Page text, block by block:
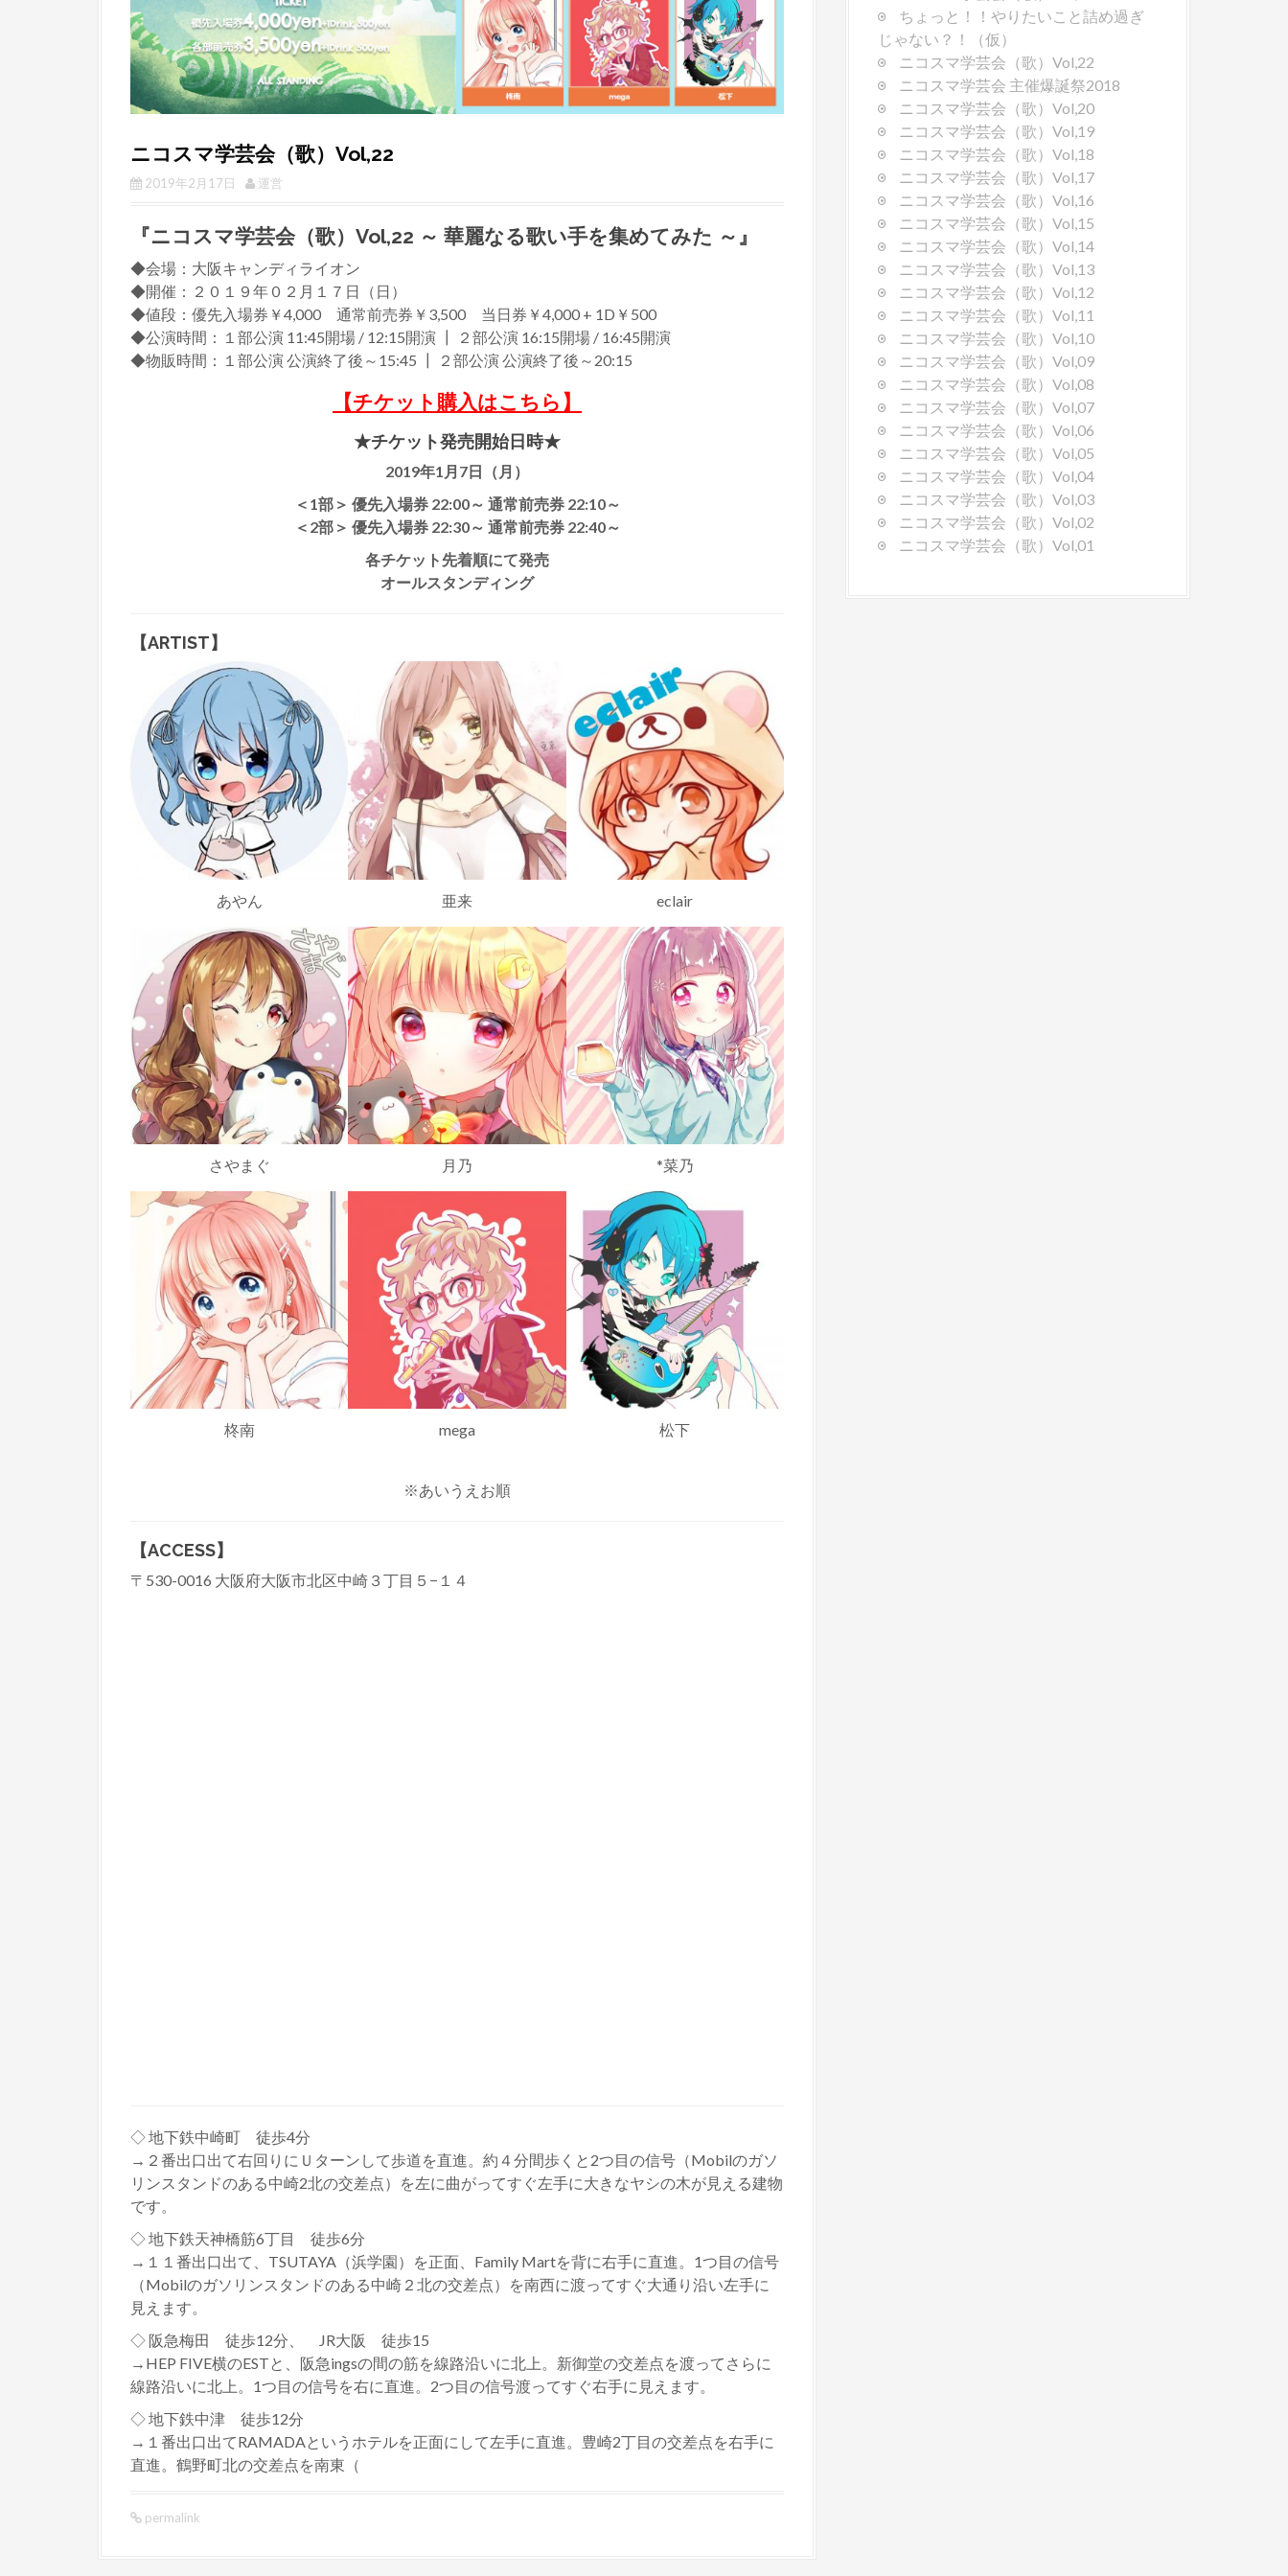
ニコスマ学芸会（歌）Vol,22
2019年2月17日 運営
『ニコスマ学芸会（歌）Vol,22 ～ 華麗なる歌い手を集めてみた ～』
◆会場：大阪キャンディライオン
◆開催：２０１９年０２月１７日（日）
◆値段：優先入場券￥4,000 通常前売券￥3,500 当日券￥4,000 + 1D￥500
◆公演時間：１部公演 11:45開場 / 12:15開演 ┃ ２部公演 16:15開場 / 16:45開演
◆物販時間：１部公演 公演終了後～15:45 ┃ ２部公演 公演終了後～20:15
【チケット購入はこちら】
★チケット発売開始日時★
2019年1月7日（月）
＜1部＞ 優先入場券 22:00～ 通常前売券 22:10～
＜2部＞ 優先入場券 22:30～ 通常前売券 22:40～
各チケット先着順にて発売
オールスタンディング
【ARTIST】
あやん 亜来 eclair
さやまぐ 月乃 *菜乃
柊南 mega 松下
※あいうえお順
【ACCESS】
〒530-0016 大阪府大阪市北区中崎３丁目５−１４
◇ 地下鉄中崎町 徒歩4分
→２番出口出て右回りにＵターンして歩道を直進。約４分間歩くと2つ目の信号（Mobilのガソ
リンスタンドのある中崎2北の交差点）を左に曲がってすぐ左手に大きなヤシの木が見える建物
です。
◇ 地下鉄天神橋筋6丁目 徒歩6分
→１１番出口出て、TSUTAYA（浜学園）を正面、Family Martを背に右手に直進。1つ目の信号
（Mobilのガソリンスタンドのある中崎２北の交差点）を南西に渡ってすぐ大通り沿い左手に
見えます。
◇ 阪急梅田 徒歩12分、 JR大阪 徒歩15
→HEP FIVE横のESTと、阪急ingsの間の筋を線路沿いに北上。新御堂の交差点を渡ってさらに
線路沿いに北上。1つ目の信号を右に直進。2つ目の信号渡ってすぐ右手に見えます。
◇ 地下鉄中津 徒歩12分
→１番出口出てRAMADAというホテルを正面にして左手に直進。豊崎2丁目の交差点を右手に
直進。鶴野町北の交差点を南東（
permalink
ちょっと！！やりたいこと詰め過ぎ
じゃない？！（仮）
ニコスマ学芸会（歌）Vol,22
ニコスマ学芸会 主催爆誕祭2018
ニコスマ学芸会（歌）Vol,20
ニコスマ学芸会（歌）Vol,19
ニコスマ学芸会（歌）Vol,18
ニコスマ学芸会（歌）Vol,17
ニコスマ学芸会（歌）Vol,16
ニコスマ学芸会（歌）Vol,15
ニコスマ学芸会（歌）Vol,14
ニコスマ学芸会（歌）Vol,13
ニコスマ学芸会（歌）Vol,12
ニコスマ学芸会（歌）Vol,11
ニコスマ学芸会（歌）Vol,10
ニコスマ学芸会（歌）Vol,09
ニコスマ学芸会（歌）Vol,08
ニコスマ学芸会（歌）Vol,07
ニコスマ学芸会（歌）Vol,06
ニコスマ学芸会（歌）Vol,05
ニコスマ学芸会（歌）Vol,04
ニコスマ学芸会（歌）Vol,03
ニコスマ学芸会（歌）Vol,02
ニコスマ学芸会（歌）Vol,01